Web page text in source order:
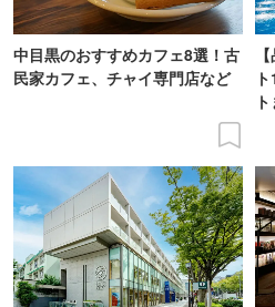
中目黒のおすすめカフェ8選！古
民家カフェ、チャイ専門店など